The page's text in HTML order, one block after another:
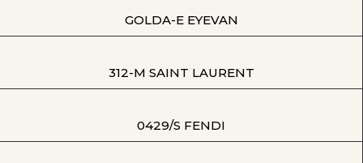
GOLDA-E EYEVAN
312-M SAINT LAURENT
0429/S FENDI